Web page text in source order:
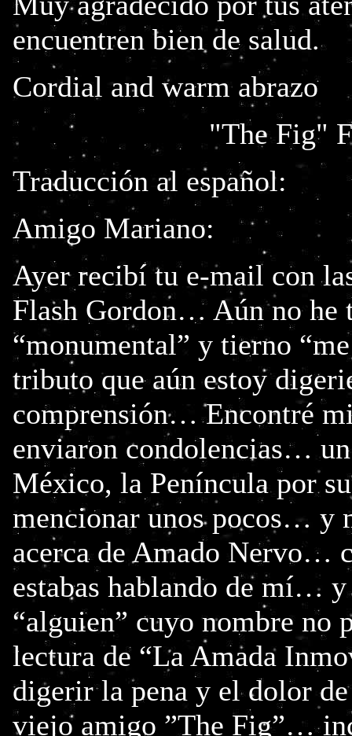
encuentren bien de salud.
Cordial and warm abrazo
"The Fig"
Traducción al español:
Amigo Mariano:
Ayer recibí tu e-mail con
Flash Gordon… Aún no
“monumental” y tierno
tributo que aún estoy
comprensión… Encontré
enviaron condolencias…
México, la Peníncula por
mencionar unos pocos… y
acerca de Amado Nervo…
estabas hablando de mí…
“alguien” cuyo nombre no
lectura de “La Amada
digerir la pena y el dolor
viejo amigo ”The Fig”…